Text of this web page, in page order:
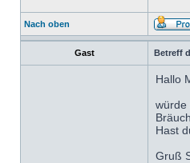
Nach oben
Gast Betreff
Hallo
würde
Hast
Gruß